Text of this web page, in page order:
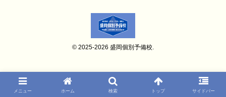
© 2025-2026 盛岡個別予備校.
メニュー ホーム 検索 トップ サイドバー